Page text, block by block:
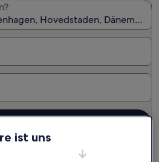
Hovedstaden, Dänemark
ist uns